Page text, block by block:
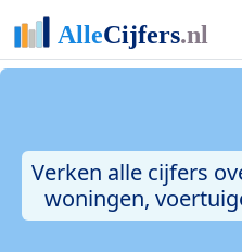
Verken alle cijfers
woningen,